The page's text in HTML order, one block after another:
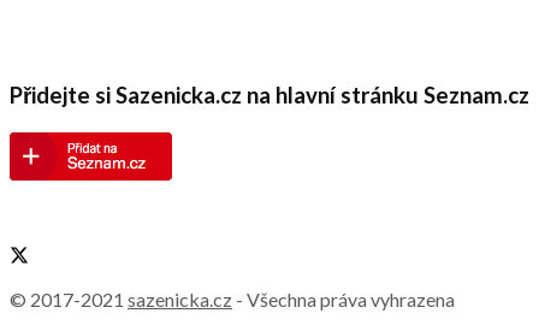
Přidejte si Sazenicka.cz na hlavní stránku Seznam.cz
© 2017-2021 sazenicka.cz - Všechna práva vyhrazena